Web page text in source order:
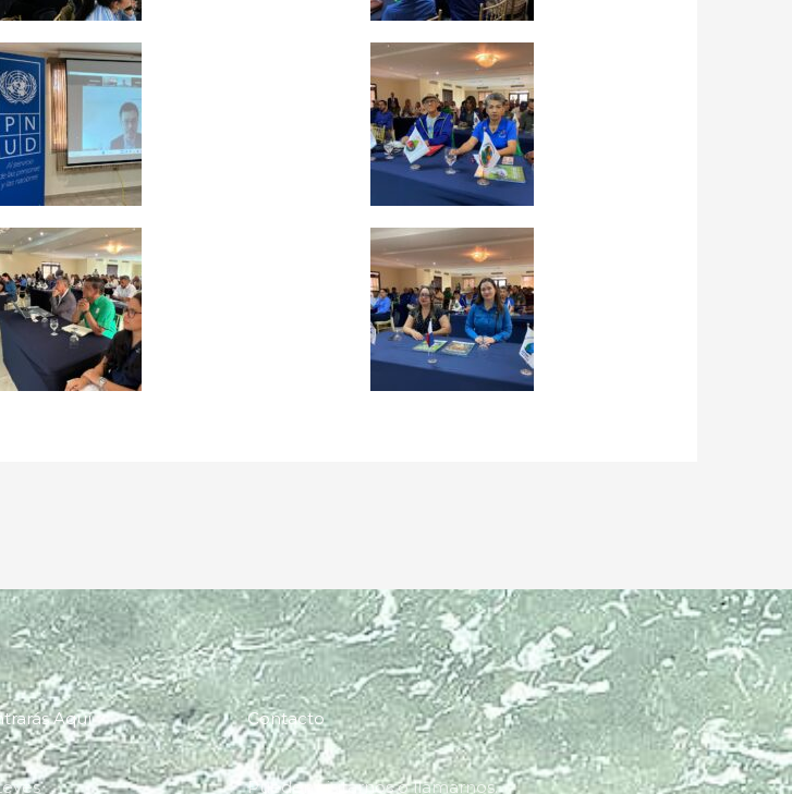
Aquí Contacto
Pueden visitarnos o llamarnos.